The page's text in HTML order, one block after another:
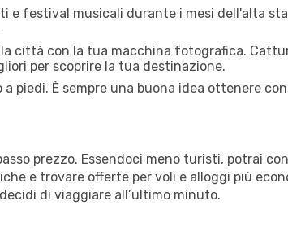
e festival musicali durante i mesi dell'alta
città con la tua macchina fotografica.
per scoprire la tua destinazione.
piedi. È sempre una buona idea ottenere
prezzo. Essendoci meno turisti, potrai
e trovare offerte per voli e alloggi più
di viaggiare all’ultimo minuto.